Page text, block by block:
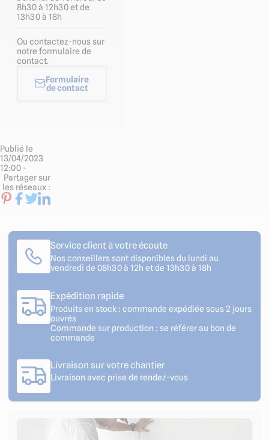
Publié le
13/04/2023
12:00 -
Partager sur
les réseaux :
8h30 à 12h30 et de
13h30 à 18h
Ou contactez-nous sur
notre formulaire de
contact.
Formulaire
de contact
Service client à votre écoute
Nos conseillers sont disponibles du lundi au
vendredi de 08h30 à 12h et de 13h30 à 18h
Expédition rapide
Produits en stock : commande expédiée sous 2 jours
ouvrés
Commande sur production : se référer au bon de
commande
Livraison sur votre chantier
Livraison avec prise de rendez-vous